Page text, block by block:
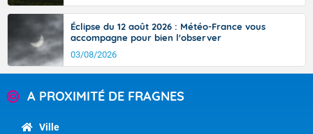
Éclipse du 12 août 2026 : Météo-France vous
accompagne pour bien l'observer
03/08/2026
A PROXIMITÉ DE FRAGNES
Ville